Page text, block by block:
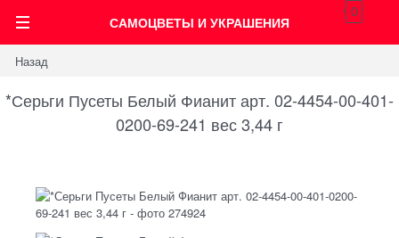
САМОЦВЕТЫ И УКРАШЕНИЯ
0
Назад
*Серьги Пусеты Белый Фианит арт. 02-4454-00-401-
0200-69-241 вес 3,44 г